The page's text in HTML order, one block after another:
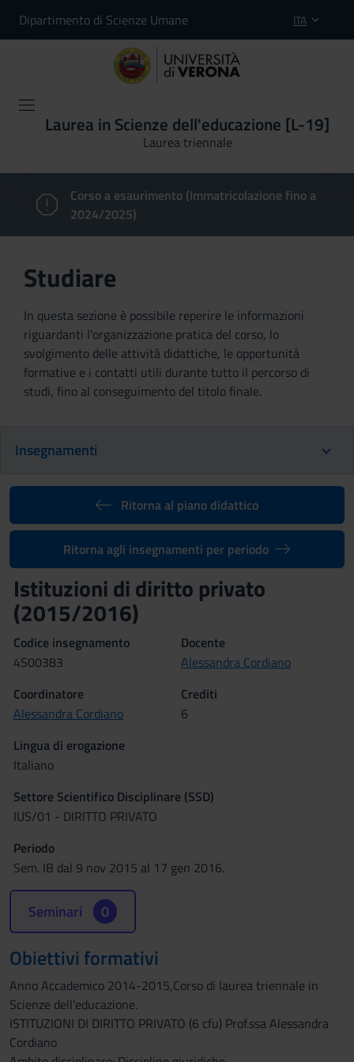
Dipartimento di Scienze Umane ITA
Laurea in Scienze dell'educazione [L-19]
Laurea triennale
Corso a esaurimento (Immatricolazione fino a
2024/2025)
Studiare
In questa sezione è possibile reperire le informazioni
riguardanti l'organizzazione pratica del corso, lo
svolgimento delle attività didattiche, le opportunità
formative e i contatti utili durante tutto il percorso di
studi, fino al conseguimento del titolo finale.
Insegnamenti
Ritorna al piano didattico
Ritorna agli insegnamenti per periodo
Istituzioni di diritto privato
(2015/2016)
Codice insegnamento
4S00383
Docente
Alessandra Cordiano
Coordinatore
Alessandra Cordiano
Crediti
6
Lingua di erogazione
Italiano
Settore Scientifico Disciplinare (SSD)
IUS/01 - DIRITTO PRIVATO
Periodo
Sem. IB dal 9 nov 2015 al 17 gen 2016.
Seminari 0
Obiettivi formativi
Anno Accademico 2014-2015,Corso di laurea triennale in
Scienze dell’educazione.
ISTITUZIONI DI DIRITTO PRIVATO (6 cfu) Prof.ssa Alessandra
Cordiano